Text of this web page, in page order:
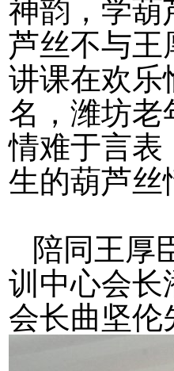
神韵，学葫
芦丝不与王
讲课在欢乐
名，潍坊老
情难于言表
生的葫芦
陪同王厚
训中心会长
会长曲坚伦